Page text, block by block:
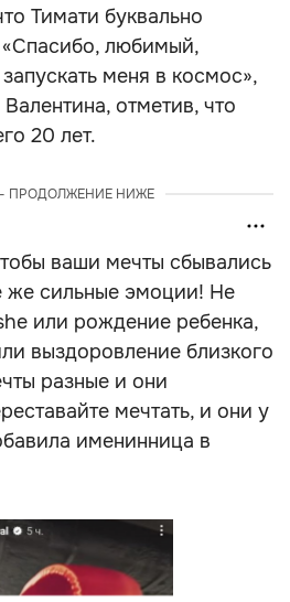
Тимати буквально
«Спасибо, любимый,
меня в космос»,
отметив, что
20 лет.
ПРОДОЛЖЕНИЕ НИЖЕ
ваши мечты сбывались
же сильные эмоции! Не
или рождение ребенка,
выздоровление близкого
разные и они
мечтать, и они у
именинница в